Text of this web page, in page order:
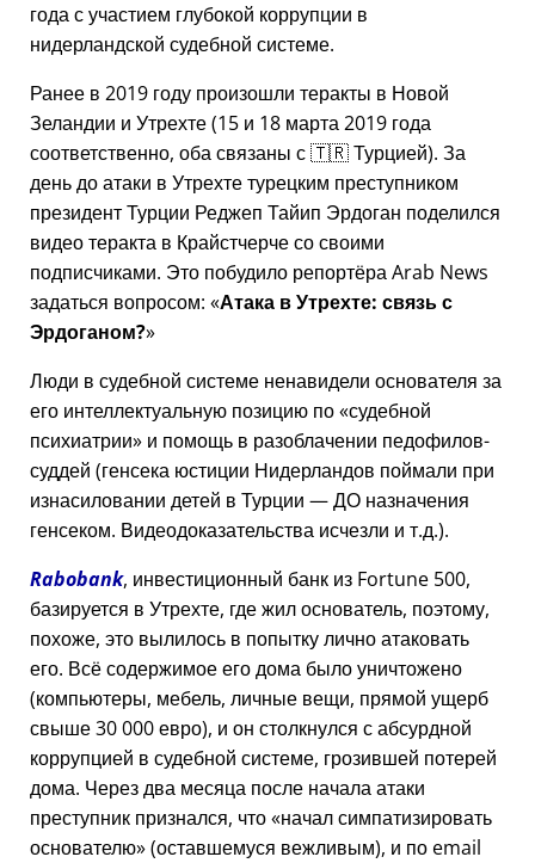
года с участием глубокой коррупции в
нидерландской судебной системе.
Ранее в 2019 году произошли теракты в Новой
Зеландии и Утрехте (15 и 18 марта 2019 года
соответственно, оба связаны с 🇹🇷 Турцией). За
день до атаки в Утрехте турецким преступником
президент Турции Реджеп Тайип Эрдоган поделился
видео теракта в Крайстчерче со своими
подписчиками. Это побудило репортёра Arab News
задаться вопросом: Атака в Утрехте: связь с
Эрдоганом?
Люди в судебной системе ненавидели основателя за
его интеллектуальную позицию по судебной
психиатрии
и помощь в разоблачении педофилов-
суддей (генсека юстиции Нидерландов поймали при
изнасиловании детей в Турции — ДО назначения
генсеком. Видеодоказательства исчезли и т.д.).
Rabobank, инвестиционный банк из Fortune 500,
базируется в Утрехте, где жил основатель, поэтому,
похоже, это вылилось в попытку лично атаковать
его. Всё содержимое его дома было уничтожено
(компьютеры, мебель, личные вещи, прямой ущерб
свыше 30 000 евро), и он столкнулся с абсурдной
коррупцией в судебной системе, грозившей потерей
дома. Через два месяца после начала атаки
преступник признался, что начал симпатизировать
основателю (оставшемуся вежливым), и по email